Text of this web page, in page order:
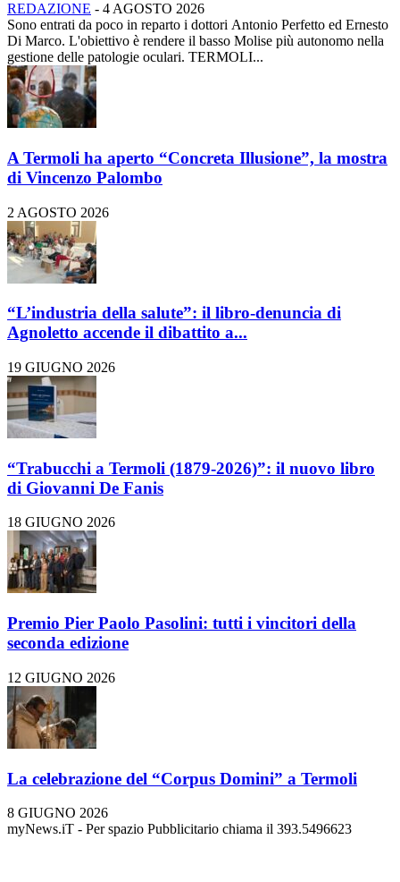
REDAZIONE - 4 AGOSTO 2026
Sono entrati da poco in reparto i dottori Antonio Perfetto ed Ernesto
Di Marco. L'obiettivo è rendere il basso Molise più autonomo nella
gestione delle patologie oculari. TERMOLI...
A Termoli ha aperto “Concreta Illusione”, la mostra
di Vincenzo Palombo
2 AGOSTO 2026
“L’industria della salute”: il libro-denuncia di
Agnoletto accende il dibattito a...
19 GIUGNO 2026
“Trabucchi a Termoli (1879-2026)”: il nuovo libro
di Giovanni De Fanis
18 GIUGNO 2026
Premio Pier Paolo Pasolini: tutti i vincitori della
seconda edizione
12 GIUGNO 2026
La celebrazione del “Corpus Domini” a Termoli
8 GIUGNO 2026
myNews.iT - Per spazio Pubblicitario chiama il 393.5496623